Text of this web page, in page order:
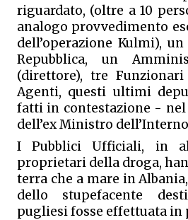
riguardato, (oltre a 10
analogo provvedimento
dell’operazione Kulmi),
Repubblica, un
(direttore), tre
Agenti, questi ultimi
fatti in contestazione - nel
dell’ex Ministro
I Pubblici Ufficiali, in
proprietari della droga,
terra che a mare in
dello stupefacente
pugliesi fosse effettuata in